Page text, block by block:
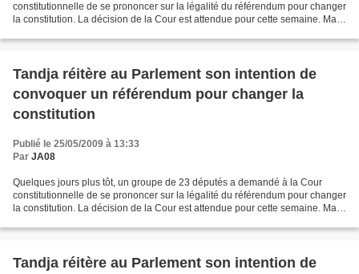
constitutionnelle de se prononcer sur la légalité du référendum pour changer
la constitution. La décision de la Cour est attendue pour cette semaine. Mais,
Tandja réitère au Parlement son intention de
convoquer un référendum pour changer la
constitution
Publié le 25/05/2009 à 13:33
Par JA08
Quelques jours plus tôt, un groupe de 23 députés a demandé à la Cour
constitutionnelle de se prononcer sur la légalité du référendum pour changer
la constitution. La décision de la Cour est attendue pour cette semaine. Mais,
Tandja réitère au Parlement son intention de